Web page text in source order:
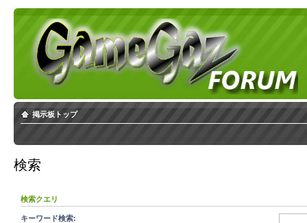
掲示板トップ
検索
検索クエリ
キーワード検索: